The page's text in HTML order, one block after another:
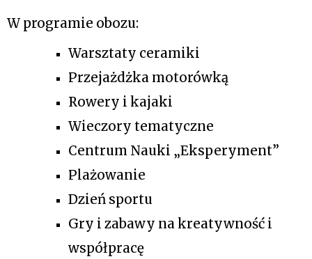
W programie obozu:
Warsztaty ceramiki
Przejażdżka motorówką
Rowery i kajaki
Wieczory tematyczne
Centrum Nauki „Eksperyment”
Plażowanie
Dzień sportu
Gry i zabawy na kreatywność i
współpracę